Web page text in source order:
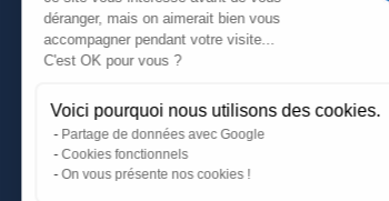
déranger, mais on aimerait bien vous
accompagner pendant votre visite...
C'est OK pour vous ?
Voici pourquoi nous utilisons des cookies.
Partage de données avec Google
Cookies fonctionnels
On vous présente nos cookies !
Suivez nous sur :
Mentions légales
Politique de confidentialité